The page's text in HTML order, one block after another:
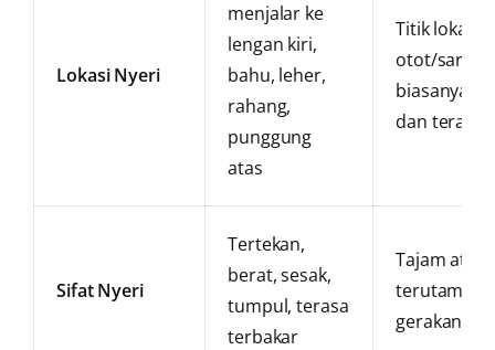
Lokasi Nyeri
menjalar ke
lengan kiri,
bahu, leher,
rahang,
punggung
atas
Titik lokal,
otot/saraf,
biasanya
dan terasa
Sifat Nyeri
Tertekan,
berat, sesak,
tumpul, terasa
terbakar
Tajam atau
terutama
gerakan/